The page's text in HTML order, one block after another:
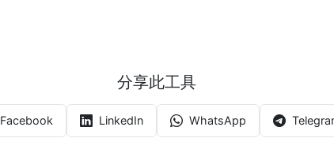
分享此工具
Facebook LinkedIn WhatsApp